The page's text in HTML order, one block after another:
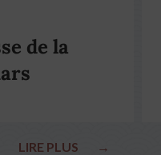
de la
LIRE PLUS →